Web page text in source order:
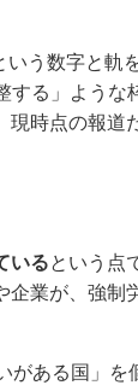
う数字と軌
する」ような
時点の報道
いるという点
企業が、強制
がある国」を